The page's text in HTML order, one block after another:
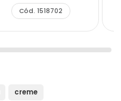
Cód. 1518702
creme